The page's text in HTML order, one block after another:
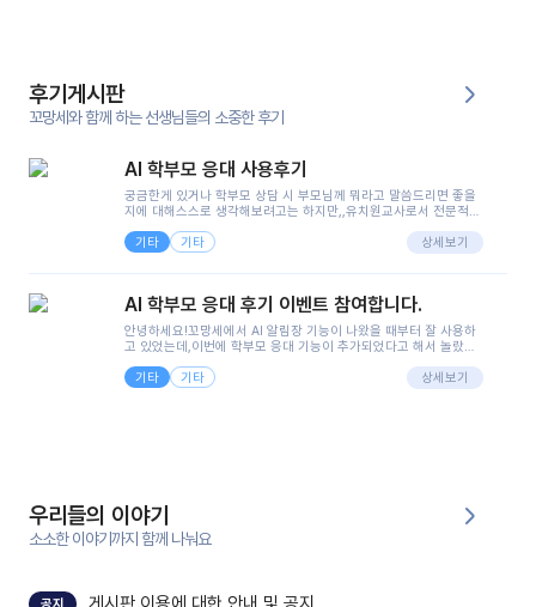
후기게시판
꼬망세와 함께 하는 선생님들의 소중한 후기
AI 학부모 응대 사용후기
궁금한게 있거나 학부모 상담 시 부모님께 뭐라고 말씀드리면 좋을
지에 대해스스로 생각해보려고는 하지만,,유치원교사로서 전문적인
려니 어려울때가...^^(저만 그런거 아니죠 ㅜㅜ)꼬망봇의 장점은 지
피티나 제미나이는 몇세이고 여자인지 남자인지 등그래도 좀 기본
정보를 제공하면서 물어봐야할 때가 있어그때마다 정보를 입력하는
으셔서 고민이 됐는데ai 학부모 응대를 써볼 수 있어서 좋았어요!앞
면..)그리고 제가 신입 때 이게 있었더라면 ㅜㅜㅜㅜ?응대 팁이 정말
좋은거 같아요지금은 그래도 아이들이 잘 이해 되지만초임 때는 정
말 어려워서 항상다른 선생님들께 도움을 요청했었거든요..ㅠ*일지
쓸 때도 좀 도움이 되는 거 같아요!
기타 기타 상세보기
AI 학부모 응대 후기 이벤트 참여합니다.
안녕하세요!꼬망세에서 AI 알림장 기능이 나왔을 때부터 잘 사용하
고 있었는데,이번에 학부모 응대 기능이 추가되었다고 해서 놀랐습
님 응대에 더 많은 부담을 느끼고 있습니다 ㅠㅠ이번에 제가 원에서
겪은 일과 학부모님께 전달드렸던 내용을 함께 보시고,저와 비슷한
을 많이 하는데,꼬망봇 덕분에 고민하는 시간을 줄이고 학부모님을
안심시킬 수 있었습니다.이 부분은 꼬망봇이 추가로 알려준 응대 tip
입니다.학부모님께 전화를 드리기 전에, 내용을 숙지하여 좀 더 전문
성 있는 교사가 되어 대화를 나눌 수 있었습니다.꼬망세 AI학부모 응
기능을 개발해 주셔서 감사합니다.
기타 기타 상세보기
우리들의 이야기
소소한 이야기까지 함께 나눠요